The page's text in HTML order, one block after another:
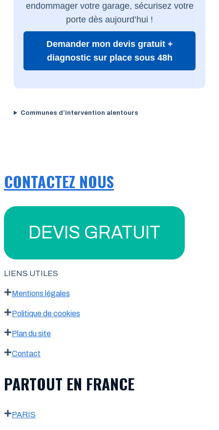
endommager votre garage, sécurisez votre
porte dès aujourd’hui !
Demander mon devis gratuit +
diagnostic sur place sous 48h
Communes d’intervention alentours
CONTACTEZ NOUS
DEVIS GRATUIT
LIENS UTILES
Mentions légales
Politique de cookies
Plan du site
Contact
PARTOUT EN FRANCE
PARIS